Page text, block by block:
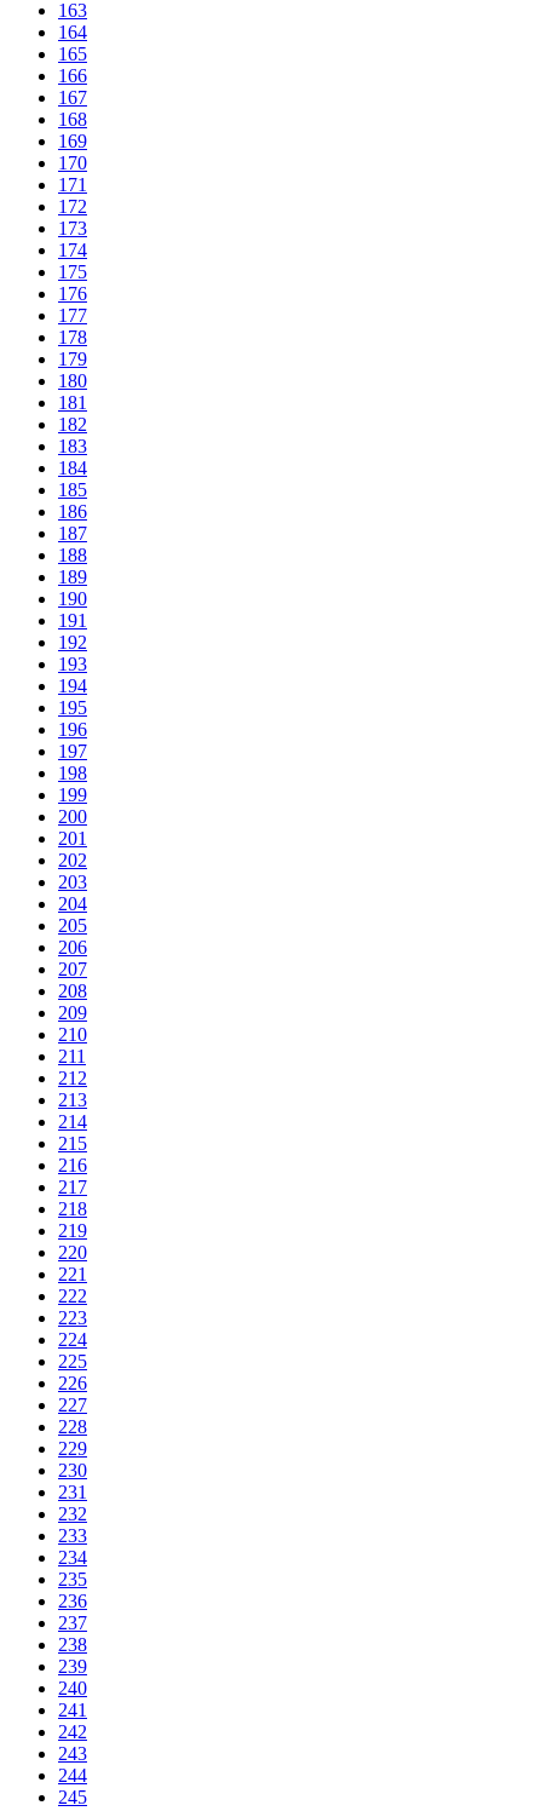
163
164
165
166
167
168
169
170
171
172
173
174
175
176
177
178
179
180
181
182
183
184
185
186
187
188
189
190
191
192
193
194
195
196
197
198
199
200
201
202
203
204
205
206
207
208
209
210
211
212
213
214
215
216
217
218
219
220
221
222
223
224
225
226
227
228
229
230
231
232
233
234
235
236
237
238
239
240
241
242
243
244
245